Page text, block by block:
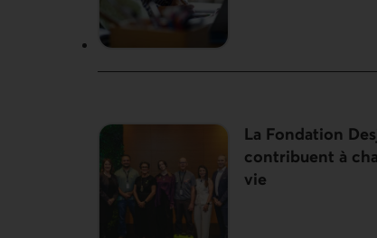
La Fondation
contribuent à
vie